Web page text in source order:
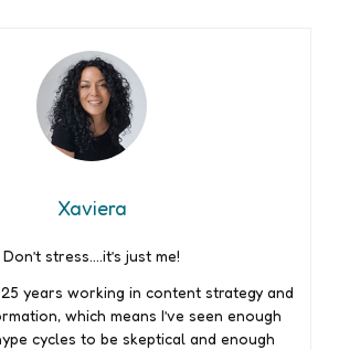
Xaviera
Don’t stress….it’s just me!
years working in content strategy and
which means I’ve seen enough
cycles to be skeptical and enough